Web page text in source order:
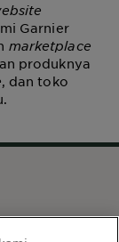
Garnier
marketplace
produknya
, dan toko